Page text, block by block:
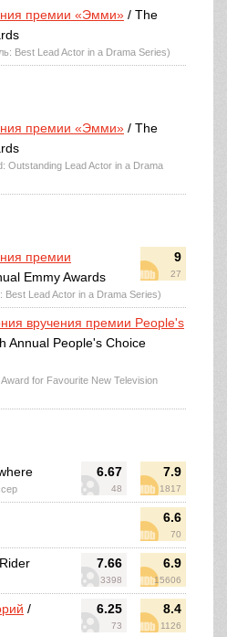
премии «Эмми» / The
Best Lead Actor in a Drama Series)
премии «Эмми» / The
Outstanding Lead Actor in a Drama
9
27
премии
Emmy Awards
Lead Actor in a Drama Series)
вручения премии People's
Annual People's Choice
for Favourite New Television
6.67
48
7.9
1817
6.6
70
7.66
3398
6.9
15606
6.25
73
8.4
1126
/